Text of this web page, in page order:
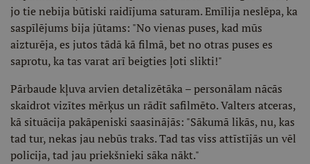
jo tie nebija būtiski raidījuma saturam. Emīlija neslēpa, ka
saspīlējums bija jūtams: "No vienas puses, kad mūs
aizturēja, es jutos tādā kā filmā, bet no otras puses es
saprotu, ka tas varat arī beigties ļoti slikti!"
Pārbaude kļuva arvien detalizētāka – personālam nācās
skaidrot vizītes mērķus un rādīt safilmēto. Valters atceras,
kā situācija pakāpeniski saasinājās: "Sākumā likās, nu, kas
tad tur, nekas jau nebūs traks. Tad tas viss attīstījās un vēl
policija, tad jau priekšnieki sāka nākt."